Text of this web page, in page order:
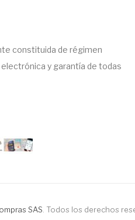
constituida de régimen
y garantía de todas
SAS . Todos los derechos